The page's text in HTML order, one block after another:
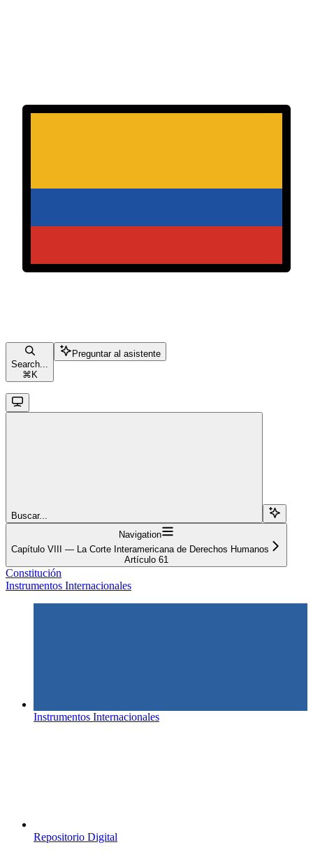
Search...
⌘ K
Preguntar al asistente
Buscar...
Navigation
Capítulo VIII — La Corte Interamericana de Derechos Humanos
Artículo 61
Constitución
Instrumentos Internacionales
Instrumentos Internacionales
Repositorio Digital